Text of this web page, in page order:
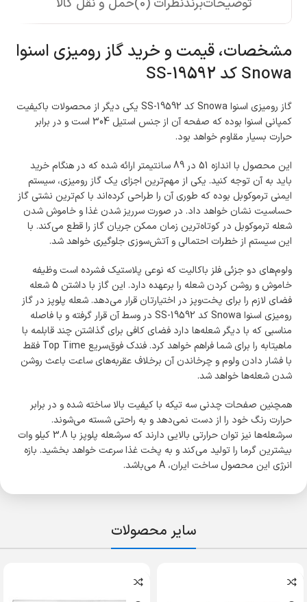
توضیحاتبرندنظرات (0) حمل و نقل کالا
مشخصات، قیمت و خرید گاز رومیزی اسنوا
Snowa کد SS-19592
گاز رومیزی اسنوا Snowa کد SS-19592 یکی دیگر از محصولات باکیفیت
کمپانی اسنوا بوده که صفحه آن از جنس استیل 304 است و در برابر
حرارت بسیار مقاوم خواهد بود.
این محصول با اندازه 51 در 89 سانتیمتر ارائه شده که در هنگام خرید
باید به آن توجه کنید. یکی از مهم‌ترین اجزای یک گاز رومیزی، سیستم
ایمنی ترموکوبل بوده که طوری آن را طراحی کرده‌اند با کم‌ترین نشتی گاز
حساسیت نشان خواهد داد. در صورت سرریز شدن غذا و خاموش شدن
شعله ترموکوبل در کوتاه‌ترین زمان ممکن جریان گاز را قطع می‌کند. با
این سیستم از خطرات احتمالی و آتش‌سوزی جلوگیری خواهد شد.
ولوم‌های دو جزئی فلز باکالیت که نوعی پلاستیک فشرده است وظیفه
خاموش و روشن کردن شعله را برعهده دارد. این گاز با داشتن 5 شعله
فضای لازم را برای پخت‌وپز در اختیارتان قرار می‌دهد. شعله پلوپز در گاز
رومیزی اسنوا Snowa کد SS-19592 در وسط آن قرار گرفته و با فاصله
مناسبی که با دیگر شعله‌ها دارد فضای کافی برای گذاشتن چند قابلمه با
ماهیتابه را برای شما فراهم خواهد کرد. فندک فوق‌سریع Top Time فقط
با فشار دادن ولوم و چرخاندن آن برخلاف عقربه‌های ساعت باعث روشن
شدن شعله‌ها خواهد شد.
همچنین صفحات چدنی سه تیکه با کیفیت بالا ساخته شده و در برابر
حرارت رنگ خود را از دست نمی‌دهد و به راحتی شسته می‌شوند.
سرشعله‌ها نیز توان حرارتی بالایی دارند که سرشعله پلوپز با 3.8 کیلو وات
بیشترین گرما را تولید می‌کند و به پخت غذا سرعت خواهد بخشید. بازه
انرژی این محصول ساخت ایران، A می‌باشد.
سایر محصولات